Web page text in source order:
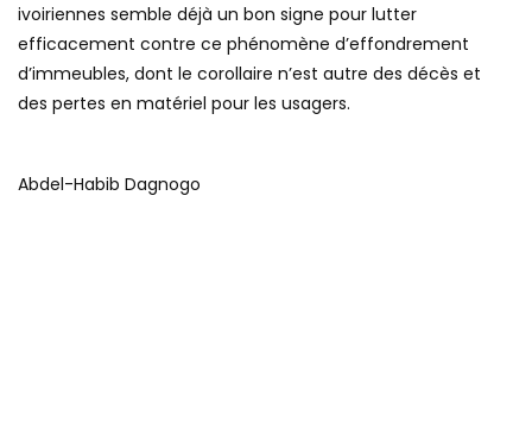
ivoiriennes semble déjà un bon signe pour lutter
efficacement contre ce phénomène d’effondrement
d’immeubles, dont le corollaire n’est autre des décès et
des pertes en matériel pour les usagers.
Abdel-Habib Dagnogo